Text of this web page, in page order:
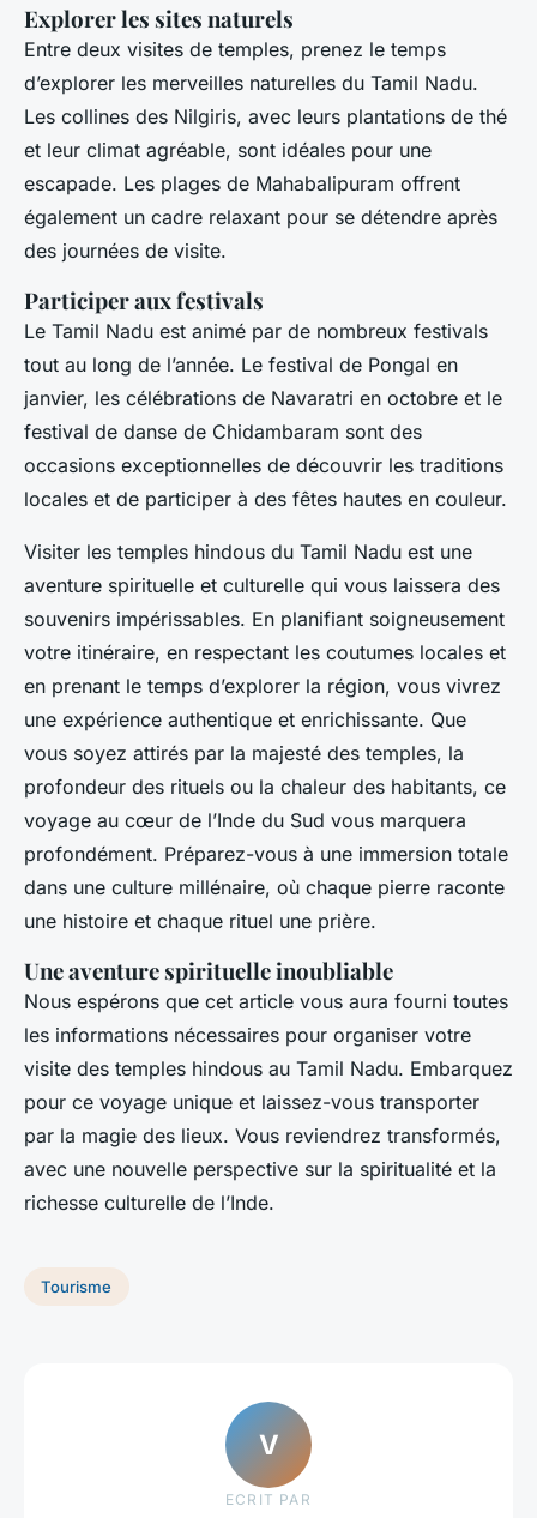
Explorer les sites naturels
Entre deux visites de temples, prenez le temps
d’explorer les merveilles naturelles du Tamil Nadu.
Les collines des Nilgiris, avec leurs plantations de thé
et leur climat agréable, sont idéales pour une
escapade. Les plages de Mahabalipuram offrent
également un cadre relaxant pour se détendre après
des journées de visite.
Participer aux festivals
Le Tamil Nadu est animé par de nombreux festivals
tout au long de l’année. Le festival de Pongal en
janvier, les célébrations de Navaratri en octobre et le
festival de danse de Chidambaram sont des
occasions exceptionnelles de découvrir les traditions
locales et de participer à des fêtes hautes en couleur.
Visiter les temples hindous du Tamil Nadu est une
aventure spirituelle et culturelle qui vous laissera des
souvenirs impérissables. En planifiant soigneusement
votre itinéraire, en respectant les coutumes locales et
en prenant le temps d’explorer la région, vous vivrez
une expérience authentique et enrichissante. Que
vous soyez attirés par la majesté des temples, la
profondeur des rituels ou la chaleur des habitants, ce
voyage au cœur de l’Inde du Sud vous marquera
profondément. Préparez-vous à une immersion totale
dans une culture millénaire, où chaque pierre raconte
une histoire et chaque rituel une prière.
Une aventure spirituelle inoubliable
Nous espérons que cet article vous aura fourni toutes
les informations nécessaires pour organiser votre
visite des temples hindous au Tamil Nadu. Embarquez
pour ce voyage unique et laissez-vous transporter
par la magie des lieux. Vous reviendrez transformés,
avec une nouvelle perspective sur la spiritualité et la
richesse culturelle de l’Inde.
Tourisme
V
ECRIT PAR